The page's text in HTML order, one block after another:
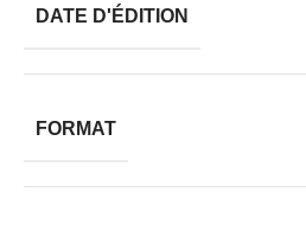
DATE D'ÉDITION
FORMAT